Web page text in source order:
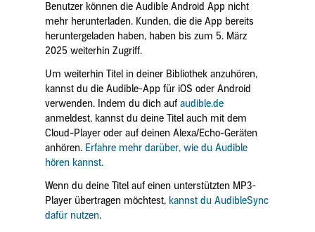
Benutzer können die Audible Android App nicht
mehr herunterladen. Kunden, die die App bereits
heruntergeladen haben, haben bis zum 5. März
2025 weiterhin Zugriff.
Um weiterhin Titel in deiner Bibliothek anzuhören,
kannst du die Audible-App für iOS oder Android
verwenden. Indem du dich auf audible.de
anmeldest, kannst du deine Titel auch mit dem
Cloud-Player oder auf deinen Alexa/Echo-Geräten
anhören. Erfahre mehr darüber, wie du Audible
hören kannst.
Wenn du deine Titel auf einen unterstützten MP3-
Player übertragen möchtest, kannst du AudibleSync
dafür nutzen.